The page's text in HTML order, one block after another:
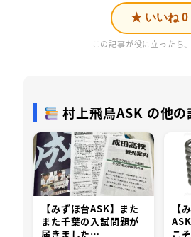
★ いいね 0
この記事が役に立ったら
村上飛鳥ASK の他の
【みずほ台ASK】また
また千葉の入試問題が
届きました…
【
こ